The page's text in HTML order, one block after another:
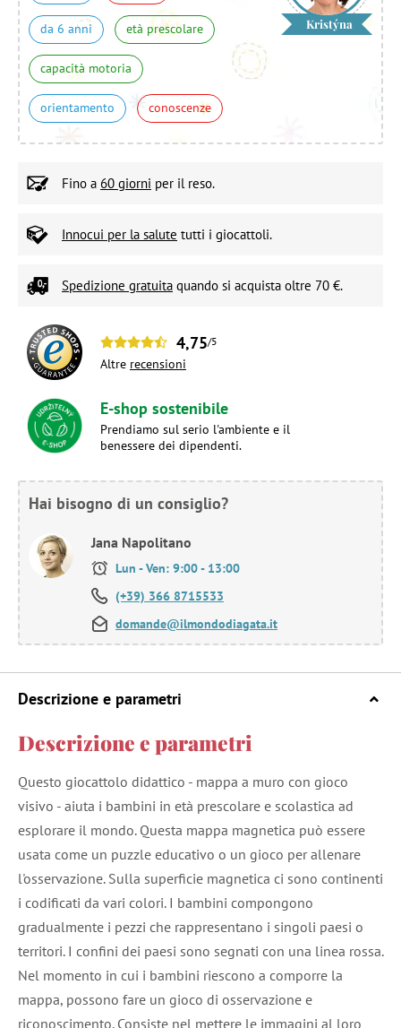
da 6 anni età prescolare
capacità motoria
orientamento conoscenze
Kristýna
Fino a 60 giorni per il reso.
Innocui per la salute tutti i giocattoli.
Spedizione gratuita quando si acquista oltre 70 €.
4,75/5
Altre recensioni
E-shop sostenibile
Prendiamo sul serio l'ambiente e il
benessere dei dipendenti.
Hai bisogno di un consiglio?
Jana Napolitano
Lun - Ven: 9:00 - 13:00
(+39) 366 8715533
domande@ilmondodiagata.it
Descrizione e parametri
Descrizione e parametri
Questo giocattolo didattico - mappa a muro con gioco
visivo - aiuta i bambini in età prescolare e scolastica ad
esplorare il mondo. Questa mappa magnetica può essere
usata come un puzzle educativo o un gioco per allenare
l'osservazione. Sulla superficie magnetica ci sono continenti
i codificati da vari colori. I bambini compongono
gradualmente i pezzi che rappresentano i singoli paesi o
territori. I confini dei paesi sono segnati con una linea rossa.
Nel momento in cui i bambini riescono a comporre la
mappa, possono fare un gioco di osservazione e
riconoscimento. Consiste nel mettere le immagini al loro